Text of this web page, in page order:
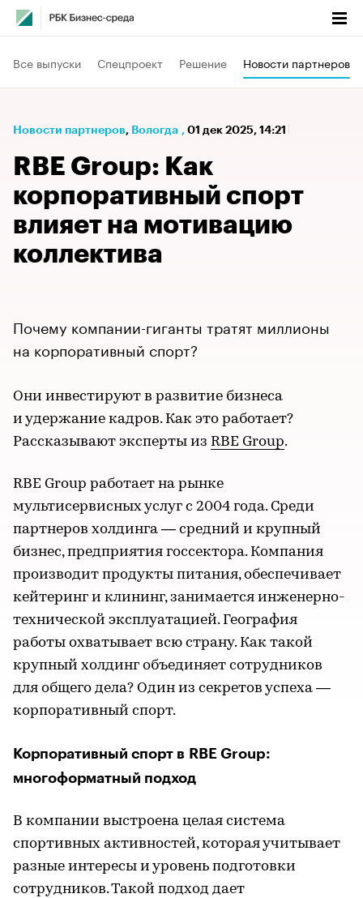
Все выпуски Спецпроект Решение Новости партнеров
Новости партнеров⁠, Вологда , 01 дек 2025, 14:21
RBE Group: Как
корпоративный спорт
влияет на мотивацию
коллектива
Почему компании-гиганты тратят миллионы
на корпоративный спорт?
Они инвестируют в развитие бизнеса
и удержание кадров. Как это работает?
Рассказывают эксперты из RBE Group.
RBE Group работает на рынке
мультисервисных услуг с 2004 года. Среди
партнеров холдинга — средний и крупный
бизнес, предприятия госсектора. Компания
производит продукты питания, обеспечивает
кейтеринг и клининг, занимается инженерно-
технической эксплуатацией. География
работы охватывает всю страну. Как такой
крупный холдинг объединяет сотрудников
для общего дела? Один из секретов успеха —
корпоративный спорт.
Корпоративный спорт в RBE Group:
многоформатный подход
В компании выстроена целая система
спортивных активностей, которая учитывает
разные интересы и уровень подготовки
сотрудников. Такой подход дает